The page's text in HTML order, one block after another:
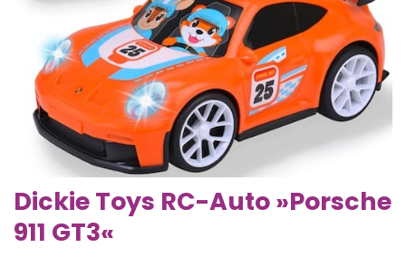
Dickie Toys RC-Auto »Porsche
911 GT3«